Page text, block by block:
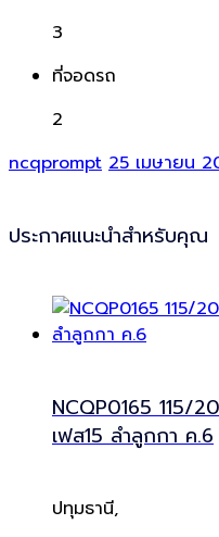
3
ที่จอดรถ
2
ncqprompt 25 เมษายน
ประกาศแนะนำสำหรับคุณ
NCQP0165 115/
เฟส15 ลำลูกกา ค.6
ปทุมธานี,